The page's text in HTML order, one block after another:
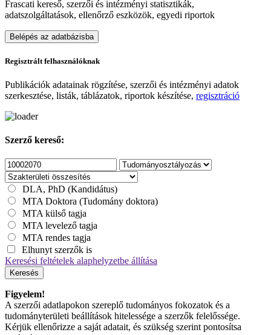
Frascati kereső, szerzői és intézményi statisztikák,
adatszolgáltatások, ellenőrző eszközök, egyedi riportok
Belépés az adatbázisba
Regisztrált felhasználóknak
Publikációk adatainak rögzítése, szerzői és intézményi adatok
szerkesztése, listák, táblázatok, riportok készítése, regisztráció
Szerző kereső:
DLA, PhD (Kandidátus)
MTA Doktora (Tudomány doktora)
MTA külső tagja
MTA levelező tagja
MTA rendes tagja
Elhunyt szerzők is
Keresési feltételek alaphelyzetbe állítása
Keresés
Figyelem!
A szerzői adatlapokon szereplő tudományos fokozatok és a
tudományterületi beállítások hitelessége a szerzők felelőssége.
Kérjük ellenőrizze a saját adatait, és szükség szerint pontosítsa